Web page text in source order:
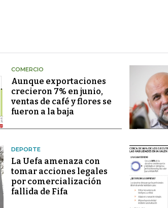
COMERCIO
Aunque exportaciones
crecieron 7% en junio,
ventas de café y flores se
fueron a la baja
DEPORTE
La Uefa amenaza con
tomar acciones legales
por comercialización
fallida de Fifa